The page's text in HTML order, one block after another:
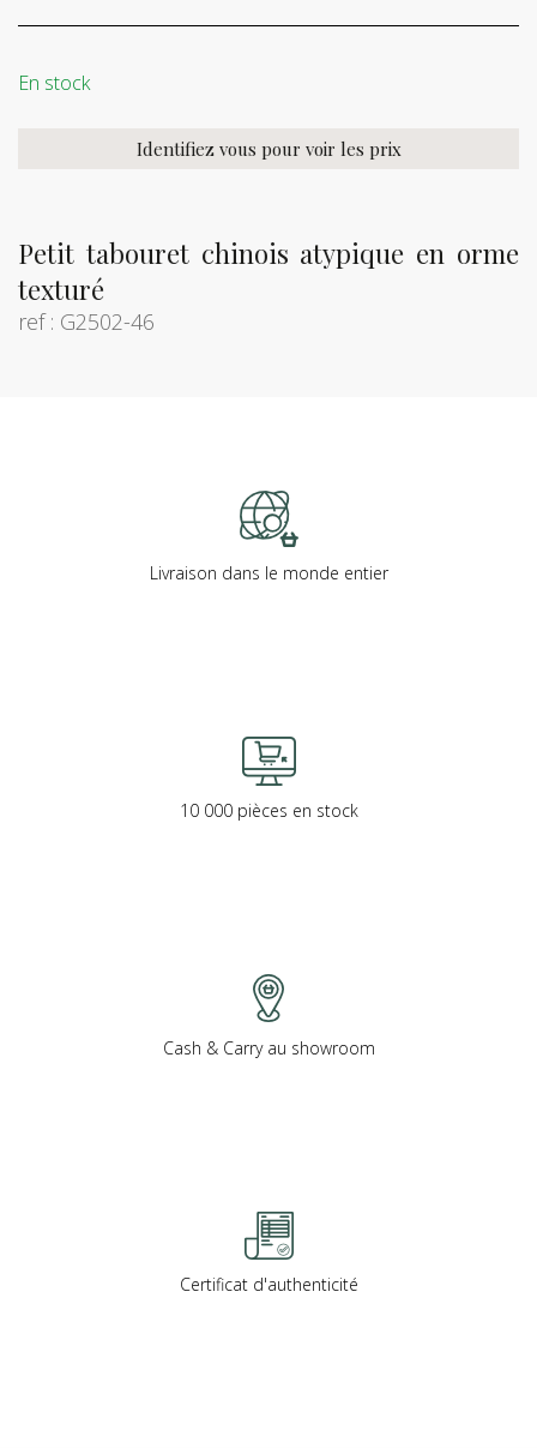
Petit tabouret chinois atypique en orme
texturé
ref : G2502-46
En stock
Identifiez vous pour voir les prix
Livraison dans le monde entier
10 000 pièces en stock
Cash & Carry au showroom
Certificat d'authenticité